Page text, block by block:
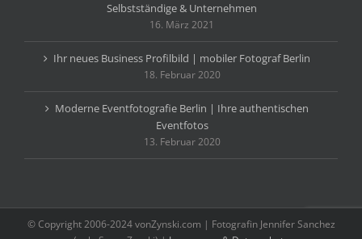
Selbstständige & Unternehmen
16. März 2021
Ihr neues Business Profilbild | mobiler Fotograf Berlin
18. Februar 2020
Moderne Eventfotografie Berlin | Ihre authentischen
Eventfotos
13. Februar 2020
© Copyright 2006-2024 vonZynski.com | Fotografin Jennifer Sanchez